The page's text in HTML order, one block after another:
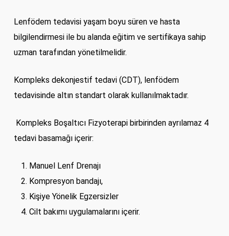
Lenfödem tedavisi yaşam boyu süren ve hasta
bilgilendirmesi ile bu alanda eğitim ve sertifikaya sahip
uzman tarafından yönetilmelidir.
Kompleks dekonjestif tedavi (CDT), lenfödem
tedavisinde altın standart olarak kullanılmaktadır.
Kompleks Boşaltıcı Fizyoterapi birbirinden ayrılamaz 4
tedavi basamağı içerir:
Manuel Lenf Drenajı
Kompresyon bandajı,
Kişiye Yönelik Egzersizler
Cilt bakımı uygulamalarını içerir.